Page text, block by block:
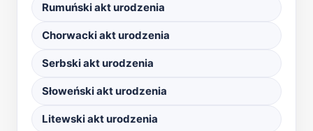
Rumuński akt urodzenia
Chorwacki akt urodzenia
Serbski akt urodzenia
Słoweński akt urodzenia
Litewski akt urodzenia